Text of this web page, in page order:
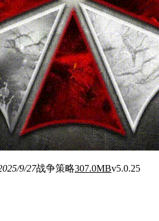
9/27战争策略307.0MBv5.0.25